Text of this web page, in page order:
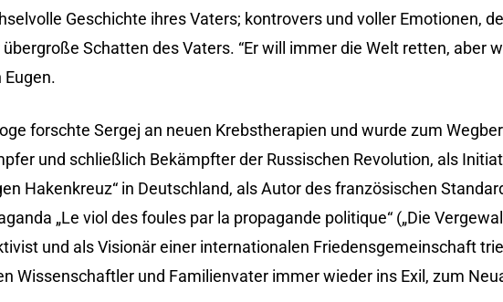
Geschichte ihres Vaters; kontrovers und voller Emotionen,
Schatten des Vaters. “Er will immer die Welt retten, aber
Eugen.
forschte Sergej an neuen Krebstherapien und wurde zum
und schließlich Bekämpfter der Russischen Revolution, als
Hakenkreuz“ in Deutschland, als Autor des französischen
„Le viol des foules par la propagande politique“ („Die
und als Visionär einer internationalen Friedensgemeinschaft
Wissenschaftler und Familienvater immer wieder ins Exil, zum